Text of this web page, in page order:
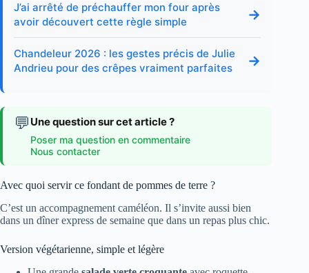
J’ai arrêté de préchauffer mon four après
avoir découvert cette règle simple
→
Chandeleur 2026 : les gestes précis de Julie
Andrieu pour des crêpes vraiment parfaites
→
💬 Une question sur cet article ?
Poser ma question en commentaire
Nous contacter
Avec quoi servir ce fondant de pommes de terre ?
C’est un accompagnement caméléon. Il s’invite aussi bien
dans un dîner express de semaine que dans un repas plus chic.
Version végétarienne, simple et légère